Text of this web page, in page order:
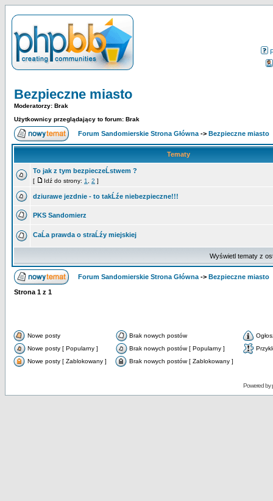
Bezpieczne miasto
Moderatorzy: Brak
Użytkownicy przeglądający to forum: Brak
Forum Sandomierskie Strona Główna -> Bezpieczne miasto
Tematy
To jak z tym bezpieczeĹstwem ?
[ Idź do strony: 1 2 ]
dziurawe jezdnie - to takĹźe niebezpieczne!!!
PKS Sandomierz
CaĹa prawda o straĹźy miejskiej
Wyświetl tematy z
Forum Sandomierskie Strona Główna -> Bezpieczne miasto
Strona 1 z 1
Nowe posty Brak nowych postów
Nowe posty [ Popularny ]
Brak nowych postów [ Popularny ]
Nowe posty [ Zablokowany ]
Brak nowych postów [ Zablokowany ]
Powered by